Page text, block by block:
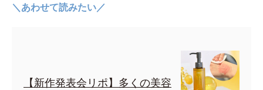
＼あわせて読みたい／
【新作発表会リポ】多くの美容